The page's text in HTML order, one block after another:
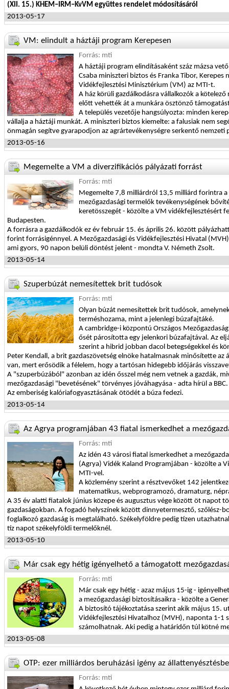
(XII. 15.) KHEM–IRM–KvVM együttes rendelet módosításáról
2013-05-17
VM: elindult a háztáji program Kerepesen
Forrás: mti
A háztáji program elindításaként száz mázsa
Csaba miniszteri biztos és Franka Tibor,
Vidékfejlesztési Minisztérium (VM) az MTI-t.
A ház körüli gazdálkodásra vállalkozók a
előtt vehették át a munkára ösztönző
A település vezetője hangsúlyozta: minden
vállalja a háztáji munkát. A miniszteri biztos kiemelte: a falusiak nem
önmagán segítve gyarapodjon az agrártevékenységre serkentő nemzeti
2013-05-16
Megemelte a VM a diverzifikációs pályázati forrást
Forrás: mti
Megemelte 7,8 milliárdról 13,5 milliárd forintra
mezőgazdasági termelők tevékenységének
keretösszegét - közölte a VM vidékfejlesztésért
Budapesten.
A forrásra a gazdálkodók ez év február 15. és április 26. között
forint forrásigénnyel. A Mezőgazdasági és Vidékfejlesztési Hivatal
ami gyors, 90 napon belüli döntést jelent - mondta V. Németh Zsolt.
2013-05-14
Szuperbúzát nemesítettek brit tudósok
Forrás: mti
Olyan búzát nemesítettek brit tudósok,
terméshozama, mint a jelenlegi búzafajtáké.
A cambridge-i központú Országos
ősét párosította egy jelenkori búzafajtával. Az
szerint a hibrid jobban dacol betegségekkel és
Peter Kendall, a brit gazdaszövetség elnöke hatalmasnak minősítette
van, mert erősödik a félelem, hogy a tartósan hidegebb időjárás
A "szuperbúzából" azonban az idén ősszel még nem vetnek a gazdák,
mezőgazdasági "bevetésének" törvényes jóváhagyása - adta hírül a BBC.
Az emberiség kalóriafogyasztásának ötödét a búza fedezi.
2013-05-14
Az Agrya programjában 43 fiatal ismerkedhet a
Forrás: mti
Az idén 43 városi fiatal ismerkedhet a
(Agrya) Vidék Kaland Programjában - közölte a
MTI-vel.
A közlemény szerint a résztvevőket 142
matematikus, webprogramozó, dramaturg,
A 35 év alatti fiatalok június közepe és augusztus vége között öt napot
gazdaságokban. A fogadó helyszínek között dinnyetermesztő, szőlész-
foglalkozó gazdaság is megtalálható. Székelyföldre pedig tízen
tíz napot székelyföldi termelőknél.
2013-05-10
Már csak egy hétig igényelhető a támogatott
Forrás: mti
Már csak egy hétig - azaz május 15-ig -
a mezőgazdasági biztosításaikra - közölte a
A biztosító tájékoztatása szerint akik május 15.
Vidékfejlesztési Hivatalhoz (MVH), naponta 1-1
számolhatnak. Aki pedig a határidőn túl kötné
2013-05-08
OTP: ezer milliárdos beruházási igény az
Forrás: mti